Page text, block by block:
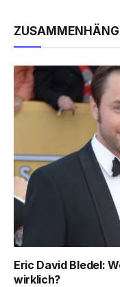
Eric David Bledel:
wirklich?